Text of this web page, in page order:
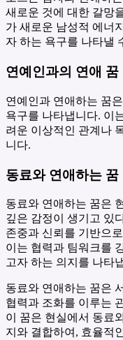
새로운 것에 대한 갈망
가 새로운 남성적 에너
자 하는 욕구를 나타낼
연예인과의 연애 꿈
연예인과 연애하는 꿈
욕구를 나타냅니다. 이
려운 이상적인 관계나
니다.
동료와 연애하는 꿈
동료와 연애하는 꿈은
깊은 감정이 생기고 있
존중과 신뢰를 기반으
이는 협력과 팀워크를
고자 하는 의지를 나타
동료와 연애하는 꿈은
협력과 조화를 이루는
이 꿈은 현실에서 동료
지와 결합하여, 효율적